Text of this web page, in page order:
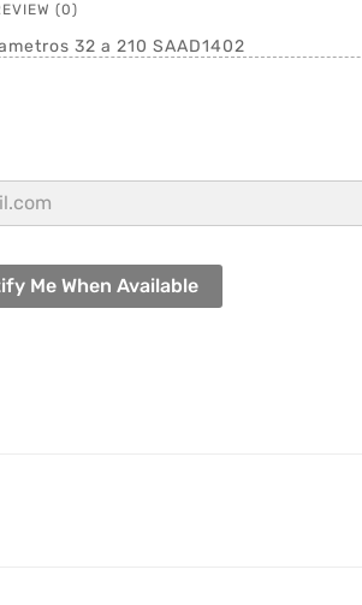
(0)
32 a 210 SAAD1402
Me When Available